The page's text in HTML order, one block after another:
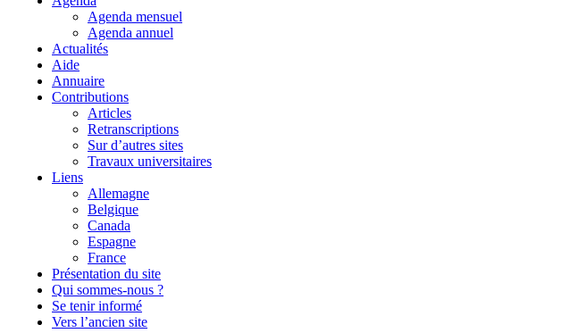
Agenda mensuel
Agenda annuel
Actualités
Aide
Annuaire
Contributions
Articles
Retranscriptions
Sur d’autres sites
Travaux universitaires
Liens
Allemagne
Belgique
Canada
Espagne
France
Présentation du site
Qui sommes-nous ?
Se tenir informé
Vers l’ancien site